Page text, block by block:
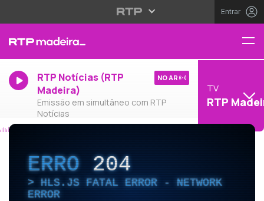
Entrar
RTP Notícias (RTP
Madeira)
Emissão em simultâneo com RTP
Notícias
NO AR
TV
RTP
ERRO204
HLS.JS FATAL ERROR - NETWORK
ERROR